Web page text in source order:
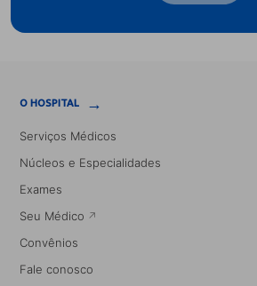
O HOSPITAL →
Serviços Médicos
Núcleos e Especialidades
Exames
Seu Médico
Convênios
Fale conosco